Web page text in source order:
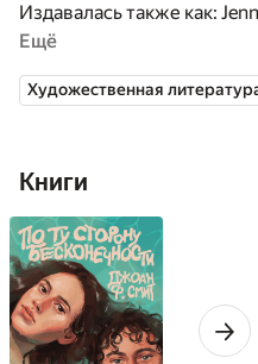
Издавалась также как:
Ещё
Художественная
Книги